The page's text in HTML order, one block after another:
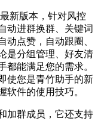
新版本，针对风控
动进群换群、关键词
动点赞，自动跟圈、
是分组管理、好友清
都能满足您的需求。
使您是青竹助手的新
软件的使用技巧。
加群成员，它还支持